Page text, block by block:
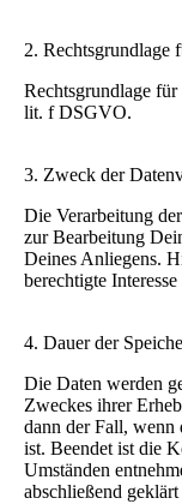
2. Rechtsgrundlage
Rechtsgrundlage
lit. f DSGVO.
3. Zweck der
Die Verarbeitung
zur Bearbeitung
Deines Anliegens.
berechtigte
4. Dauer der
Die Daten werden
Zweckes ihrer
dann der Fall,
ist. Beendet ist die
Umständen
abschließend geklärt